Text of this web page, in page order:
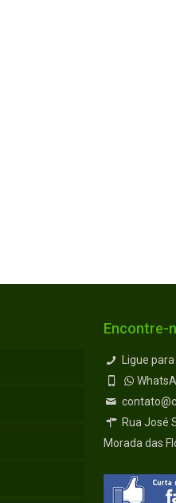
Encontre-
Ligue
Rua José
Morada das